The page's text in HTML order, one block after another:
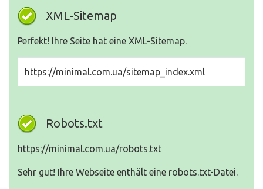
XML-Sitemap
Perfekt! Ihre Seite hat eine XML-Sitemap.
https://minimal.com.ua/sitemap_index.xml
Robots.txt
https://minimal.com.ua/robots.txt
Sehr gut! Ihre Webseite enthält eine robots.txt-Datei.